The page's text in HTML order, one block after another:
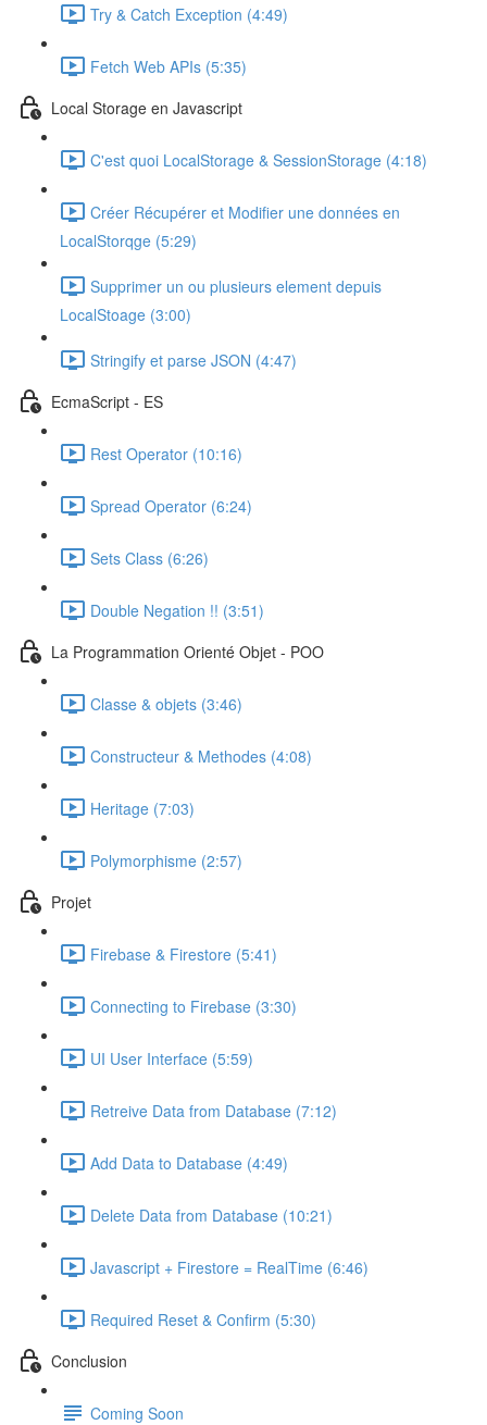
Try & Catch Exception (4:49)
Fetch Web APIs (5:35)
Local Storage en Javascript
C'est quoi LocalStorage & SessionStorage (4:18)
Créer Récupérer et Modifier une données en
LocalStorqge (5:29)
Supprimer un ou plusieurs element depuis
LocalStoage (3:00)
Stringify et parse JSON (4:47)
EcmaScript - ES
Rest Operator (10:16)
Spread Operator (6:24)
Sets Class (6:26)
Double Negation !! (3:51)
La Programmation Orienté Objet - POO
Classe & objets (3:46)
Constructeur & Methodes (4:08)
Heritage (7:03)
Polymorphisme (2:57)
Projet
Firebase & Firestore (5:41)
Connecting to Firebase (3:30)
UI User Interface (5:59)
Retreive Data from Database (7:12)
Add Data to Database (4:49)
Delete Data from Database (10:21)
Javascript + Firestore = RealTime (6:46)
Required Reset & Confirm (5:30)
Conclusion
Coming Soon